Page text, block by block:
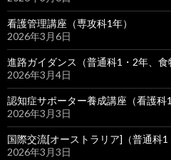
看護管理講座（専攻科1年）
2026年3月6日
進路ガイダンス（普通科1・2年、食
2026年3月4日
認知症サポーター養成講座（看護科1
2026年3月3日
国際交流[オーストラリア]（普通科1
2026年3月3日